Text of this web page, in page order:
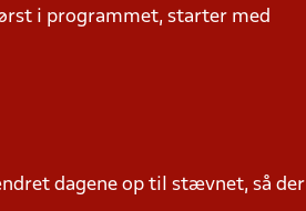
i programmet, starter med
dagene op til stævnet, så der